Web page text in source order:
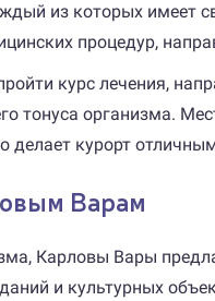
из которых имеет
процедур,
курс лечения,
тонуса организма.
делает курорт
Варам
Карловы Вары
и культурных